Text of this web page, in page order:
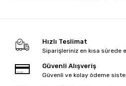
Hızlı Teslimat
Siparişleriniz en kısa sürede
Güvenli Alışveriş
Güvenli ve kolay ödeme